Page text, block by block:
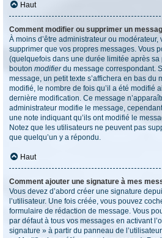
Haut
Comment modifier ou supprimer un
À moins d’être administrateur ou
supprimer que vos propres messages. Vous
(quelquefois dans une durée limitée après
bouton modifierdu message correspondant.
message, un petit texte s’affichera en bas du
modifié, le nombre de fois qu’il a été modifié
dernière modification. Ce message
administrateur modifie le message,
une note indiquant qu’ils ont modifié le
Notez que les utilisateurs ne peuvent pas
que quelqu’un y a répondu.
Haut
Comment ajouter une signature à mes
Vous devez d’abord créer une signature
l’utilisateur. Une fois créée, vous pouvez
formulaire de rédaction de message. Vous
par défaut à tous vos messages en activant
signature » à partir du panneau de